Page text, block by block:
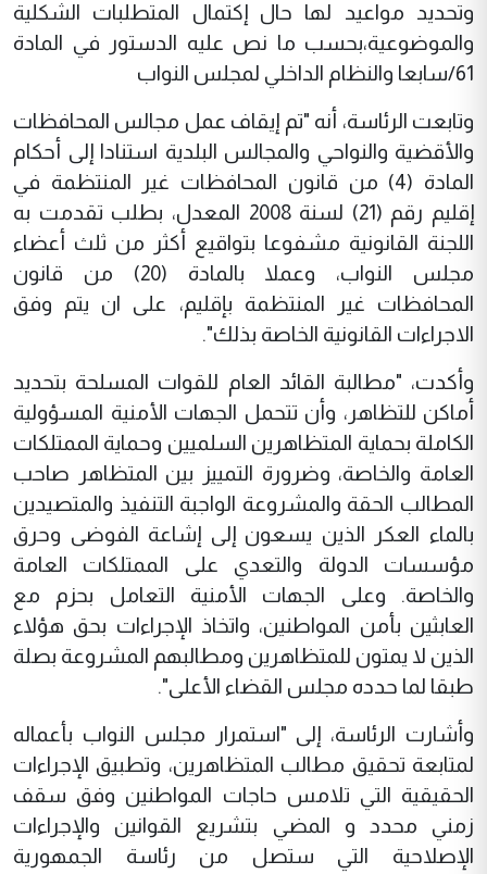
وتحديد مواعيد لها حال إكتمال المتطلبات الشكلية
والموضوعية،بحسب ما نص عليه الدستور في المادة
61/سابعا والنظام الداخلي لمجلس النواب
وتابعت الرئاسة، أنه "تم إيقاف عمل مجالس المحافظات
والأقضية والنواحي والمجالس البلدية استنادا إلى أحكام
المادة (4) من قانون المحافظات غير المنتظمة في
إقليم رقم (21) لسنة 2008 المعدل، بطلب تقدمت به
اللجنة القانونية مشفوعا بتواقيع أكثر من ثلث أعضاء
مجلس النواب، وعملا بالمادة (20) من قانون
المحافظات غير المنتظمة بإقليم، على ان يتم وفق
الاجراءات القانونية الخاصة بذلك".
وأكدت، "مطالبة القائد العام للقوات المسلحة بتحديد
أماكن للتظاهر، وأن تتحمل الجهات الأمنية المسؤولية
الكاملة بحماية المتظاهرين السلميين وحماية الممتلكات
العامة والخاصة، وضرورة التمييز بين المتظاهر صاحب
المطالب الحقة والمشروعة الواجبة التنفيذ والمتصيدين
بالماء العكر الذين يسعون إلى إشاعة الفوضى وحرق
مؤسسات الدولة والتعدي على الممتلكات العامة
والخاصة. وعلى الجهات الأمنية التعامل بحزم مع
العابثين بأمن المواطنين، واتخاذ الإجراءات بحق هؤلاء
الذين لا يمتون للمتظاهرين ومطالبهم المشروعة بصلة
طبقا لما حدده مجلس القضاء الأعلى".
وأشارت الرئاسة، إلى "استمرار مجلس النواب بأعماله
لمتابعة تحقيق مطالب المتظاهرين، وتطبيق الإجراءات
الحقيقية التي تلامس حاجات المواطنين وفق سقف
زمني محدد و المضي بتشريع القوانين والإجراءات
الإصلاحية التي ستصل من رئاسة الجمهورية